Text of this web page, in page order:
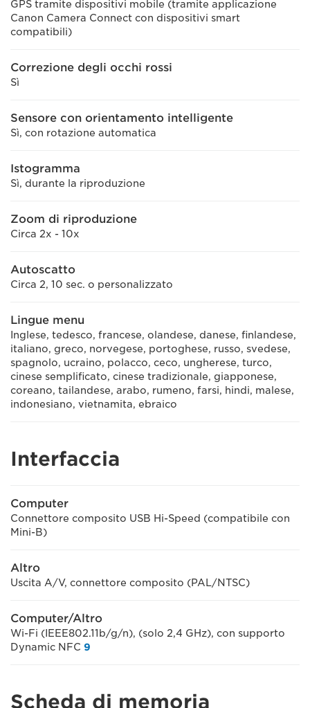
GPS tramite dispositivi mobile (tramite applicazione
Canon Camera Connect con dispositivi smart
compatibili)
Correzione degli occhi rossi
Sì
Sensore con orientamento intelligente
Sì, con rotazione automatica
Istogramma
Sì, durante la riproduzione
Zoom di riproduzione
Circa 2x - 10x
Autoscatto
Circa 2, 10 sec. o personalizzato
Lingue menu
Inglese, tedesco, francese, olandese, danese, finlandese,
italiano, greco, norvegese, portoghese, russo, svedese,
spagnolo, ucraino, polacco, ceco, ungherese, turco,
cinese semplificato, cinese tradizionale, giapponese,
coreano, tailandese, arabo, rumeno, farsi, hindi, malese,
indonesiano, vietnamita, ebraico
Interfaccia
Computer
Connettore composito USB Hi-Speed (compatibile con
Mini-B)
Altro
Uscita A/V, connettore composito (PAL/NTSC)
Computer/Altro
Wi-Fi (IEEE802.11b/g/n), (solo 2,4 GHz), con supporto
Dynamic NFC 9
Scheda di memoria